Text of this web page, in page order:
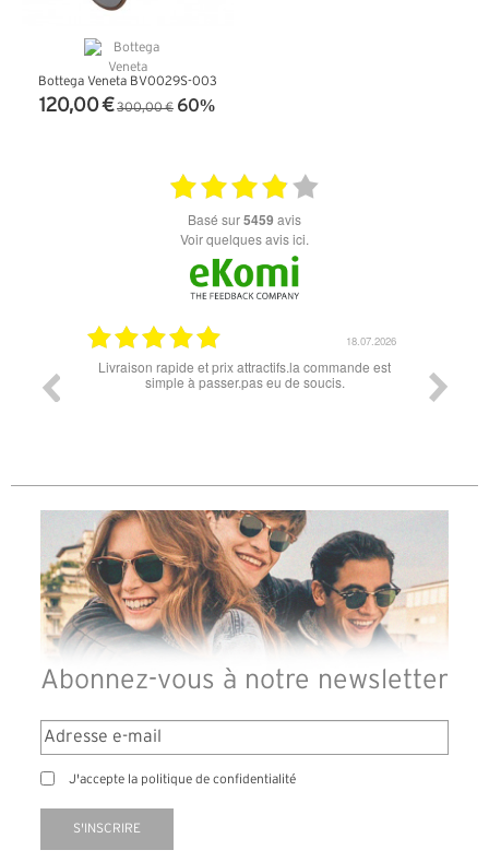
Bottega Veneta BV0029S-003
120,00 € 300,00 € 60%
basé sur5459 avis
Voir quelques avis ici.
18.07.2026
Livraison rapide et prix attractifs.la commande est
simple à passer.pas eu de soucis.
Abonnez-vous à notre newsletter
J'accepte la politique de confidentialité
S'INSCRIRE